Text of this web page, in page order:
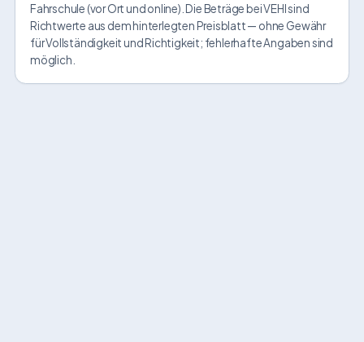
Fahrschule (vor Ort und online). Die Beträge bei VEHI sind
Richtwerte aus dem hinterlegten Preisblatt — ohne Gewähr
für Vollständigkeit und Richtigkeit; fehlerhafte Angaben sind
möglich.